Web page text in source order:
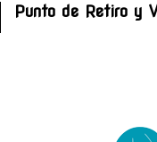
Punto de Retiro y